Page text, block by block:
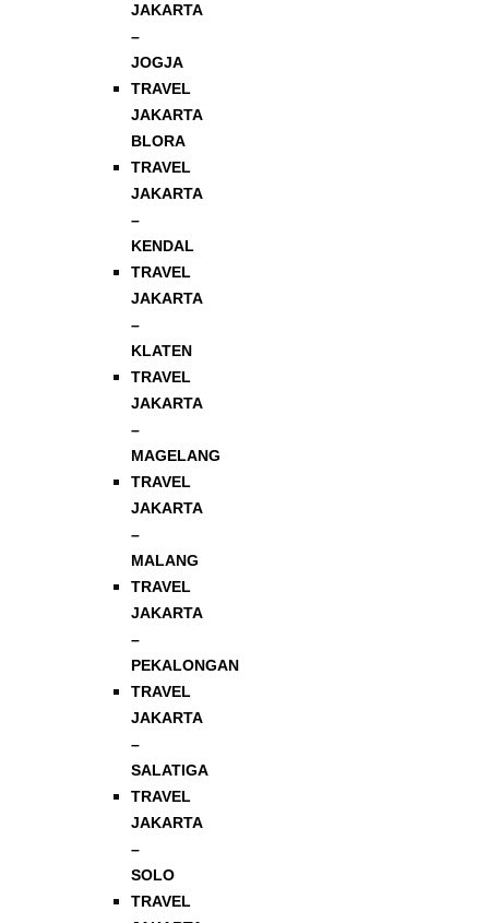
JAKARTA
–
JOGJA
TRAVEL
JAKARTA
BLORA
TRAVEL
JAKARTA
–
KENDAL
TRAVEL
JAKARTA
–
KLATEN
TRAVEL
JAKARTA
–
MAGELANG
TRAVEL
JAKARTA
–
MALANG
TRAVEL
JAKARTA
–
PEKALONGAN
TRAVEL
JAKARTA
–
SALATIGA
TRAVEL
JAKARTA
–
SOLO
TRAVEL